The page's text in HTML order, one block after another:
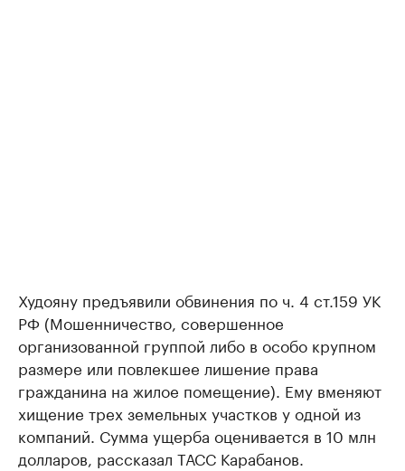
Худояну предъявили обвинения по ч. 4 ст.159 УК
РФ (Мошенничество, совершенное
организованной группой либо в особо крупном
размере или повлекшее лишение права
гражданина на жилое помещение). Ему вменяют
хищение трех земельных участков у одной из
компаний. Сумма ущерба оценивается в 10 млн
долларов, рассказал ТАСС Карабанов.